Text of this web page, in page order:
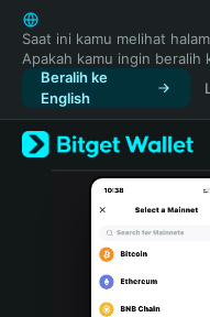
English
日本語
Tiếng Việt
Русский
Español (Latinoamérica)
Türkçe
Italiano
Português (Portugal)
Saat ini kamu melihat
Apakah kamu ingin beralih
Beralih ke
English